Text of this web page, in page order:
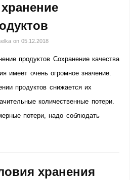
on 05.12.2018
продуктов Сохранение качества
имеет очень огромное значение.
продуктов снижается их
количественные потери.
потери, надо соблюдать
хранения